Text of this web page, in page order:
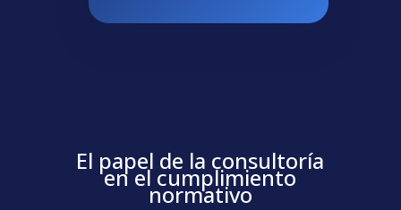
El papel de la consultoría
en el cumplimiento
normativo